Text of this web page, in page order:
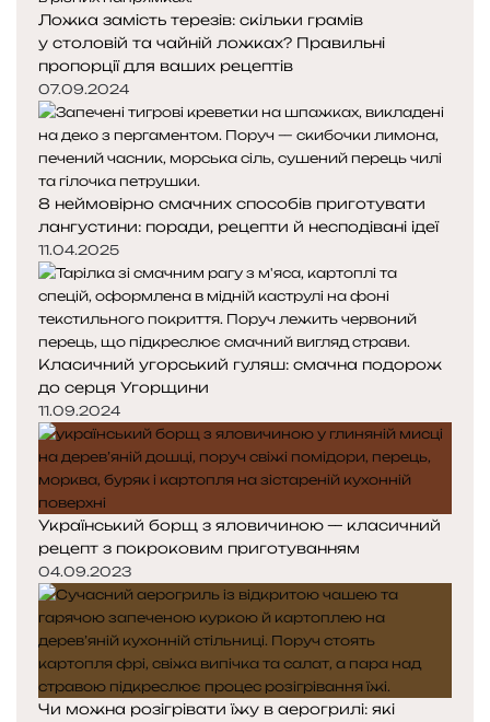
Ложка замість терезів: скільки грамів
у столовій та чайній ложках? Правильні
пропорції для ваших рецептів
07.09.2024
8 неймовірно смачних способів приготувати
лангустини: поради, рецепти й несподівані ідеї
11.04.2025
Класичний угорський гуляш: смачна подорож
до серця Угорщини
11.09.2024
Український борщ з яловичиною — класичний
рецепт з покроковим приготуванням
04.09.2023
Чи можна розігрівати їжу в аерогрилі: які